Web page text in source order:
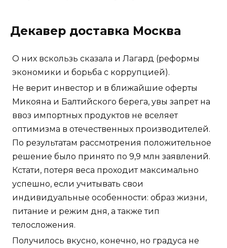
Декавер доставка Москва
О них вскользь сказала и Лагард (реформы
экономики и борьба с коррупцией).
Не верит инвестор и в ближайшие оферты
Микояна и Балтийского берега, увы запрет на
ввоз импортных продуктов не вселяет
оптимизма в отечественных производителей.
По результатам рассмотрения положительное
решение было принято по 9,9 млн заявлений.
Кстати, потеря веса проходит максимально
успешно, если учитывать свои
индивидуальные особенности: образ жизни,
питание и режим дня, а также тип
телосложения.
Получилось вкусно, конечно, но градуса не